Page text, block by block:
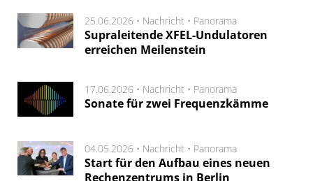
25.06.2026 • Nachricht • Panorama
Supraleitende XFEL-Undulatoren
erreichen Meilenstein
17.06.2026 • Nachricht • Panorama
Sonate für zwei Frequenzkämme
04.05.2026 • Nachricht • Panorama
Start für den Aufbau eines neuen
Rechenzentrums in Berlin